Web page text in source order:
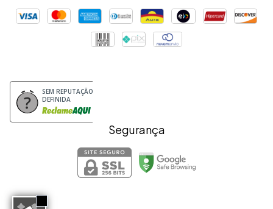
SEM REPUTAÇÃO
DEFINIDA
Segurança